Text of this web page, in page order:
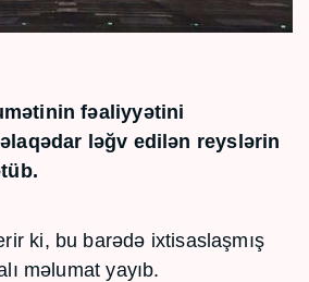
fəaliyyətini
əlaqədar ləğv edilən reyslərin
ki, bu barədə ixtisaslaşmış
məlumat yayıb.